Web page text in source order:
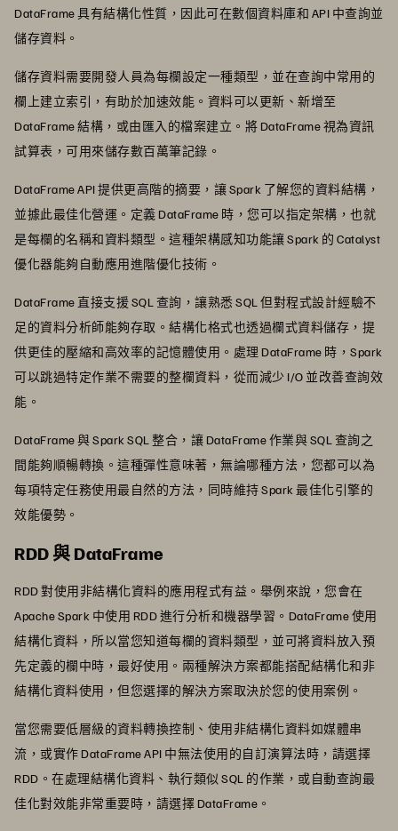
DataFrame 具有結構化性質，因此可在數個資料庫和 API 中查詢並
儲存資料。
儲存資料需要開發人員為每欄設定一種類型，並在查詢中常用的
欄上建立索引，有助於加速效能。資料可以更新、新增至
DataFrame 結構，或由匯入的檔案建立。將 DataFrame 視為資訊
試算表，可用來儲存數百萬筆記錄。
DataFrame API 提供更高階的摘要，讓 Spark 了解您的資料結構，
並據此最佳化營運。定義 DataFrame 時，您可以指定架構，也就
是每欄的名稱和資料類型。這種架構感知功能讓 Spark 的 Catalyst
優化器能夠自動應用進階優化技術。
DataFrame 直接支援 SQL 查詢，讓熟悉 SQL 但對程式設計經驗不
足的資料分析師能夠存取。結構化格式也透過欄式資料儲存，提
供更佳的壓縮和高效率的記憶體使用。處理 DataFrame 時，Spark
可以跳過特定作業不需要的整欄資料，從而減少 I/O 並改善查詢效
能。
DataFrame 與 Spark SQL 整合，讓 DataFrame 作業與 SQL 查詢之
間能夠順暢轉換。這種彈性意味著，無論哪種方法，您都可以為
每項特定任務使用最自然的方法，同時維持 Spark 最佳化引擎的
效能優勢。
RDD 與 DataFrame
RDD 對使用非結構化資料的應用程式有益。舉例來說，您會在
Apache Spark 中使用 RDD 進行分析和機器學習。DataFrame 使用
結構化資料，所以當您知道每欄的資料類型，並可將資料放入預
先定義的欄中時，最好使用。兩種解決方案都能搭配結構化和非
結構化資料使用，但您選擇的解決方案取決於您的使用案例。
當您需要低層級的資料轉換控制、使用非結構化資料如媒體串
流，或實作 DataFrame API 中無法使用的自訂演算法時，請選擇
RDD。在處理結構化資料、執行類似 SQL 的作業，或自動查詢最
佳化對效能非常重要時，請選擇 DataFrame。